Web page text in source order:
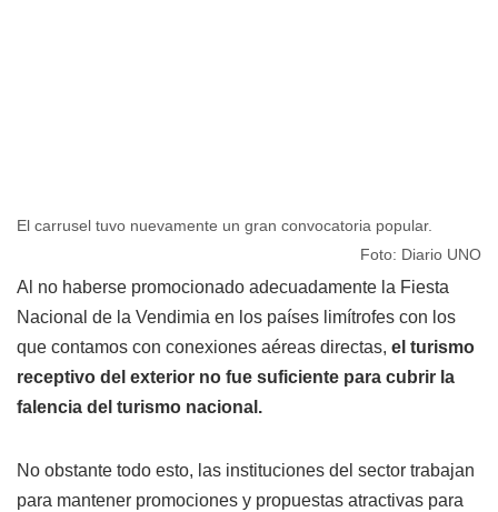
El carrusel tuvo nuevamente un gran convocatoria popular.
Foto: Diario UNO
Al no haberse promocionado adecuadamente la Fiesta
Nacional de la Vendimia en los países limítrofes con los
que contamos con conexiones aéreas directas, el turismo
receptivo del exterior no fue suficiente para cubrir la
falencia del turismo nacional.
No obstante todo esto, las instituciones del sector trabajan
para mantener promociones y propuestas atractivas para